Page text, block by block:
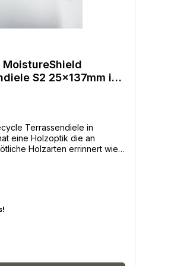
S2 25x137mm in
Terrassendiele in
eine Holzoptik die an
Holzarten errinnert wie
Massaranduba. Die
glatt, beide Seiten
und Haptik-Lang